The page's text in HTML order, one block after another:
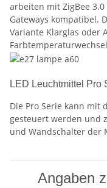
arbeiten mit ZigBee
Gateways kompatibel.
Variante Klarglas oder
LED Leuchtmittel Pro
Die Pro Serie kann mit
gesteuert werden und
und Wandschalter der
Angaben